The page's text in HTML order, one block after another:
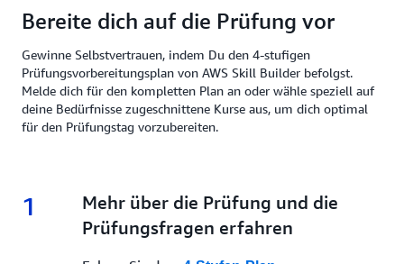
Bereite dich auf die Prüfung vor
Gewinne Selbstvertrauen, indem Du den 4-stufigen
Prüfungsvorbereitungsplan von AWS Skill Builder befolgst.
Melde dich für den kompletten Plan an oder wähle speziell auf
deine Bedürfnisse zugeschnittene Kurse aus, um dich optimal
für den Prüfungstag vorzubereiten.
1 1.
Mehr über die Prüfung und die
Prüfungsfragen erfahren